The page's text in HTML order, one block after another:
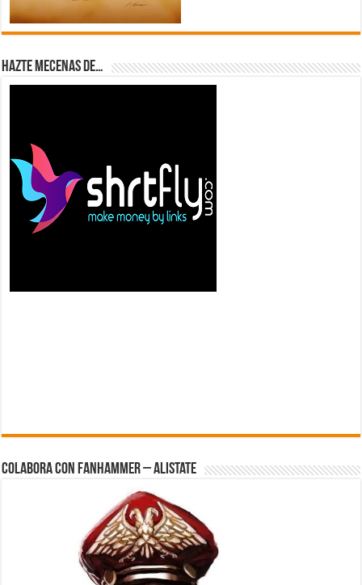
Hazte Mecenas de…
Colabora con FanHammer – Alistate